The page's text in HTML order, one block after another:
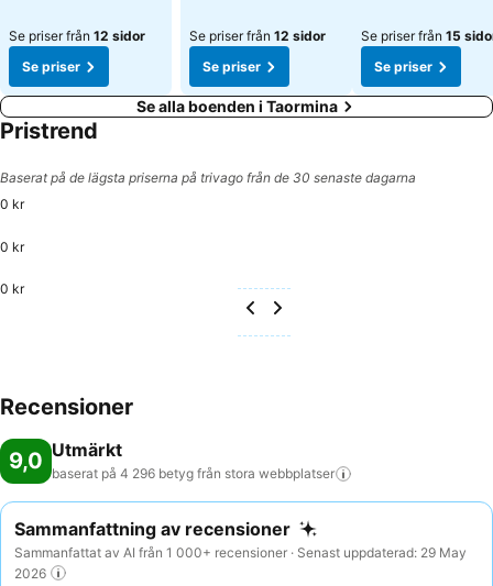
Se priser från 12 sidor
Se priser
Se priser från 12 sidor
Se priser
Se priser från 15
Se priser
Se alla boenden i Taormina
Pristrend
Baserat på de lägsta priserna på trivago från de 30 senaste dagarna
0 kr
0 kr
0 kr
Recensioner
9,0 Utmärkt
baserat på 4 296 betyg från stora webbplatser
Sammanfattning av recensioner
Sammanfattat av AI från 1 000+ recensioner · Senast uppdaterad: 29 May
2026